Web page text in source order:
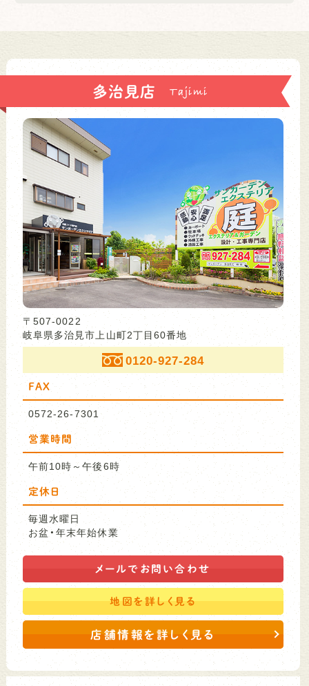
多治見店
〒507-0022
岐阜県多治見市上山町2丁目60番地
0120-927-284
FAX
0572-26-7301
営業時間
午前10時～午後6時
定休日
毎週水曜日
お盆・年末年始休業
メールで お問い合わせ
地図を詳しく見る
店舗情報を詳しく見る